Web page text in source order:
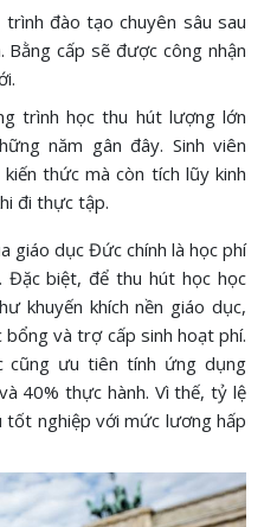
đào tạo chuyên sâu sau
Bằng cấp sẽ được công nhận
trình học thu hút lượng lớn
năm gân đây. Sinh viên
thức mà còn tích lũy kinh
đi thực tập.
giáo dục Đức chính là học phí
Đặc biệt, để thu hút học học
khuyến khích nền giáo dục,
và trợ cấp sinh hoạt phí.
ưu tiên tính ứng dụng
40% thực hành. Vì thế, tỷ lệ
tốt nghiệp với mức lương hấp